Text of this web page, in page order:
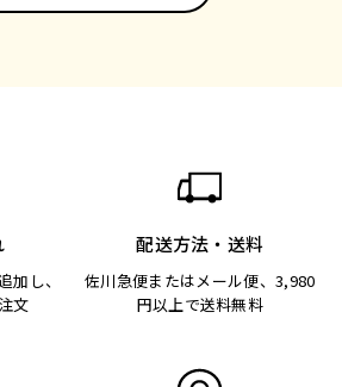
加し、
文
配送方法・送料
佐川急便またはメール便、3,980
円以上で送料無料